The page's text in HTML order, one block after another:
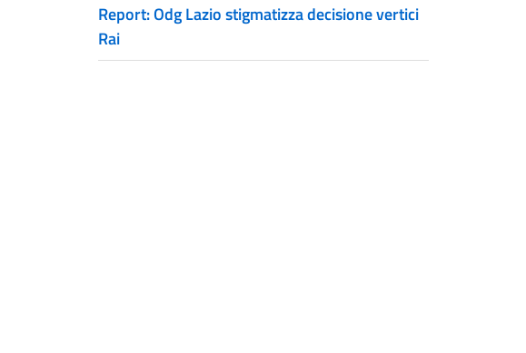
Report: Odg Lazio stigmatizza decisione vertici
Rai